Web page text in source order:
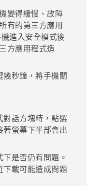
變得緩慢、故障
有的第三方應用
進入安全模式後
方應用程式造
幾秒鐘，將手機關
對話方塊時，點選
螢幕下半部會出
是否仍有問題。
下載可能造成問題